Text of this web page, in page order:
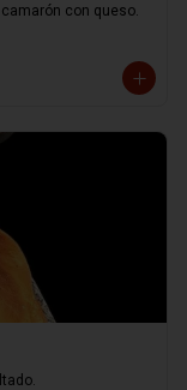
con queso.